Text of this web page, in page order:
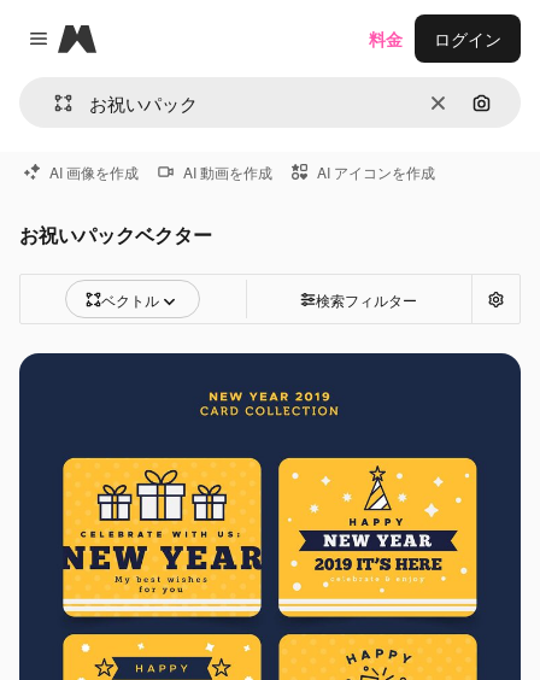
Close menu
Magnific
消去 画像で
料金 ログイン
AI 画像を作成 AI 動画を作成 AI アイコンを作成
お祝いパックベクター
ベクトル 検索フィルター